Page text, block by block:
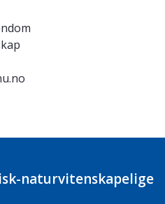
naturvitenskapelige